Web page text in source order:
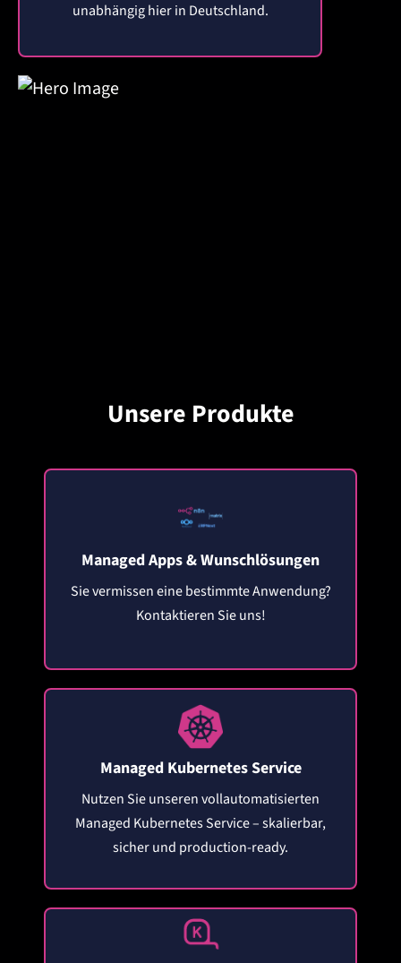
unabhängig hier in Deutschland.
Unsere Produkte
Managed Apps & Wunschlösungen
Sie vermissen eine bestimmte Anwendung?
Kontaktieren Sie uns!
Managed Kubernetes Service
Nutzen Sie unseren vollautomatisierten
Managed Kubernetes Service – skalierbar,
sicher und production-ready.